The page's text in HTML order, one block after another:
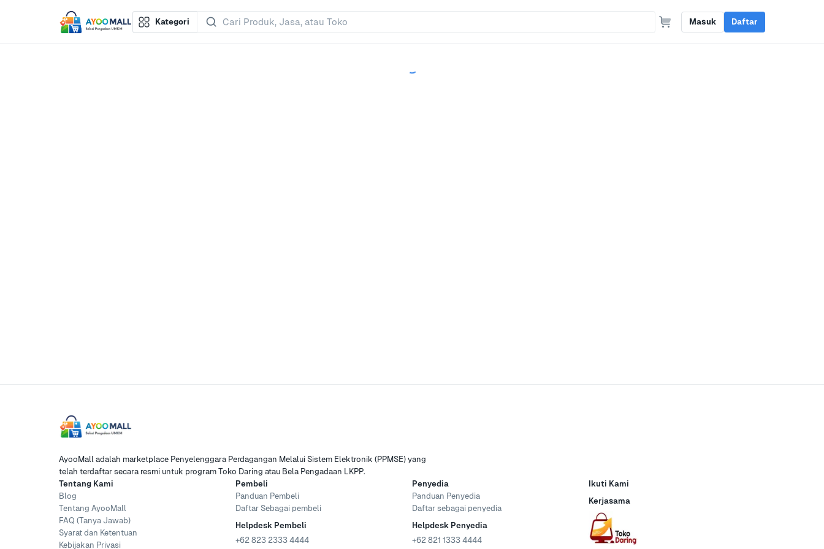
Kategori Masuk Daftar
AyooMall adalah marketplace Penyelenggara Perdagangan Melalui Sistem Elektronik (PPMSE) yang
telah terdaftar secara resmi untuk program Toko Daring atau Bela Pengadaan LKPP.
Tentang Kami
Blog
Tentang AyooMall
FAQ (Tanya Jawab)
Syarat dan Ketentuan
Kebijakan Privasi
Pembeli
Panduan Pembeli
Daftar Sebagai pembeli
Helpdesk Pembeli
+62 823 2333 4444
Penyedia
Panduan Penyedia
Daftar sebagai penyedia
Helpdesk Penyedia
+62 821 1333 4444
Ikuti Kami
Kerjasama